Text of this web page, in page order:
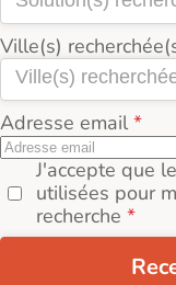
Ville(s)
Adresse email
J'accepte que
utilisées pour
recherche